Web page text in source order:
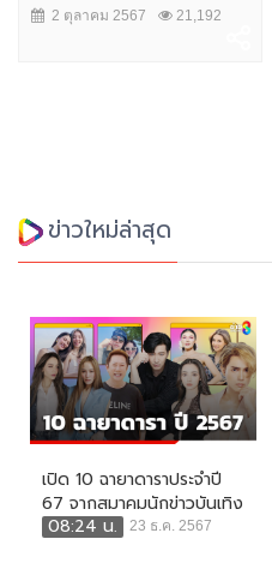
2 ตุลาคม 2567 21,192
ข่าวใหม่ล่าสุด
เปิด 10 ฉายาดาราประจำปี
67 จากสมาคมนักข่าวบันเทิง
08:24 น.
23 ธ.ค. 2567